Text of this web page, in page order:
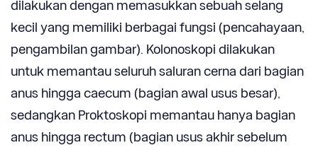
dilakukan dengan memasukkan sebuah selang
kecil yang memiliki berbagai fungsi (pencahayaan,
pengambilan gambar). Kolonoskopi dilakukan
untuk memantau seluruh saluran cerna dari bagian
anus hingga caecum (bagian awal usus besar),
sedangkan Proktoskopi memantau hanya bagian
anus hingga rectum (bagian usus akhir sebelum